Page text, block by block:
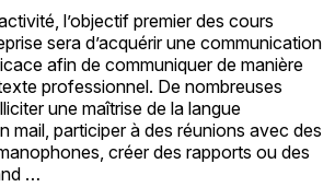
l’objectif premier des cours
sera d’acquérir une communication
afin de communiquer de manière
professionnel. De nombreuses
une maîtrise de la langue
mail, participer à des réunions avec des
créer des rapports ou des
…